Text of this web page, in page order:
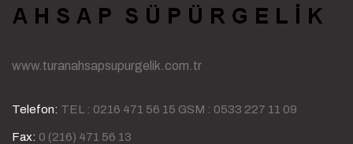
www.turanahsapsupurgelik.com.tr
Telefon: TEL : 0216 471 56 15 GSM : 0533 227 11 09
Fax: 0 (216) 471 56 13